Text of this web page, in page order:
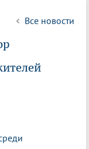
Все новости